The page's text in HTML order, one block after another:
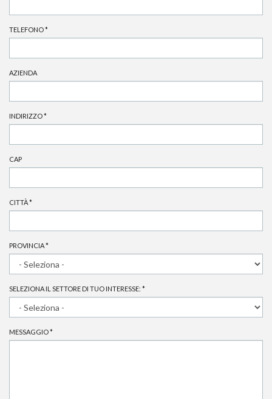
TELEFONO*
AZIENDA
INDIRIZZO*
CAP
CITTÀ*
PROVINCIA*
SELEZIONA IL SETTORE DI TUO INTERESSE: *
MESSAGGIO*